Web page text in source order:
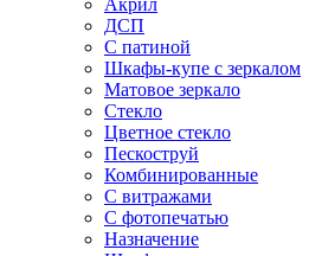
Акрил
ДСП
С патиной
Шкафы-купе с зеркалом
Матовое зеркало
Стекло
Цветное стекло
Пескоструй
Комбинированные
С витражами
С фотопечатью
Назначение